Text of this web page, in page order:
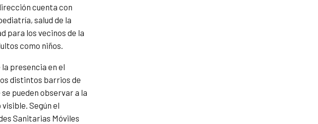
cuenta con
salud de la
para los vecinos de la
como niños.
presencia en el
distintos barrios de
pueden observar a la
Según el
Sanitarias Móviles